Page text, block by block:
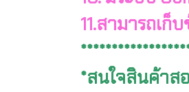
11.สามารถเ
*สนใจสินค้าส